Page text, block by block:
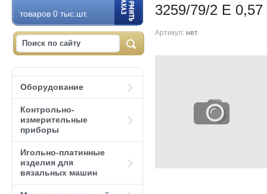
товаров 0 тыс.шт.
Оборудование
Контрольно-
измерительные
приборы
Игольно-платинные
изделия для
вязальных машин
3259/79/2 E 0,57
Артикул: нет